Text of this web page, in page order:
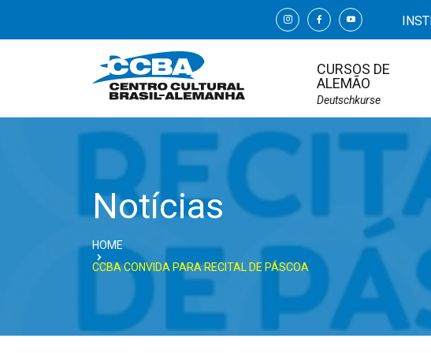
CURSOS DE
ALEMÃO
Deutschkurse
Notícias
HOME
CCBA CONVIDA PARA RECITAL DE PÁSCOA